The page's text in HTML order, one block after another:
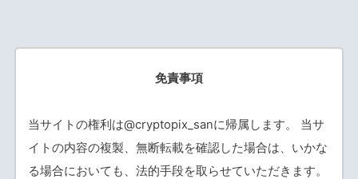
免責事項
当サイトの権利は@cryptopix_sanに帰属します。 当サ
イトの内容の複製、無断転載を確認した場合は、いかな
る場合においても、法的手段を取らせていただきます。